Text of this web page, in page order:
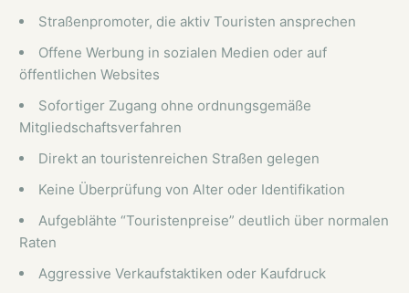
Straßenpromoter, die aktiv Touristen ansprechen
Offene Werbung in sozialen Medien oder auf
öffentlichen Websites
Sofortiger Zugang ohne ordnungsgemäße
Mitgliedschaftsverfahren
Direkt an touristenreichen Straßen gelegen
Keine Überprüfung von Alter oder Identifikation
Aufgeblähte “Touristenpreise” deutlich über normalen
Raten
Aggressive Verkaufstaktiken oder Kaufdruck